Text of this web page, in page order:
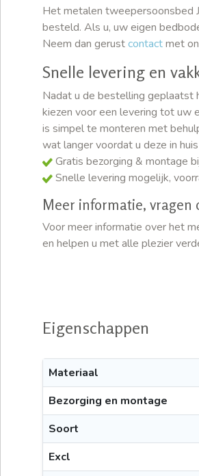
Het metalen tweepersoonsbed
besteld. Als u, uw eigen
Neem dan gerustcontactmet
Snelle levering en
Nadat u de bestelling geplaatst
kiezen voor een levering tot uw
is simpel te monteren met
wat langer voordat u deze in
Gratis bezorging & montage
Snelle levering mogelijk,
Meer informatie, vragen
Voor meer informatie over het
en helpen u met alle plezier
Eigenschappen
Materiaal
Bezorging en montage
Soort
Excl